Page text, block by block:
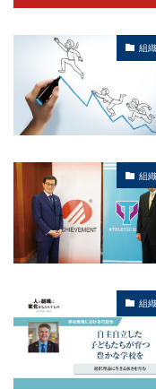
組
組
組